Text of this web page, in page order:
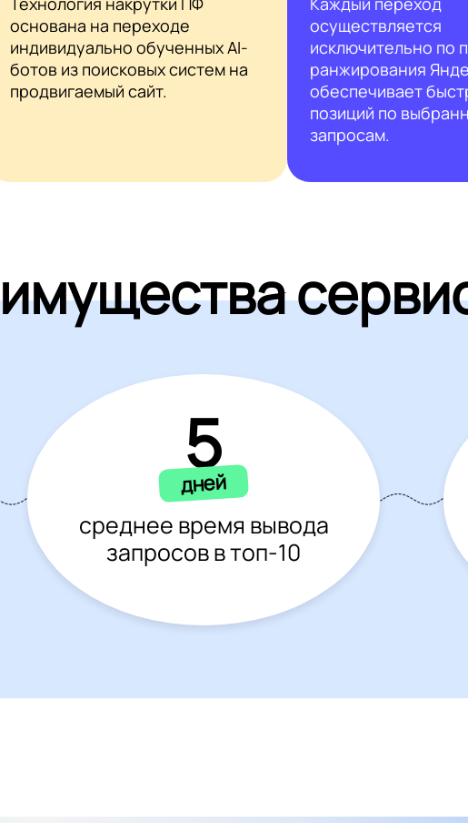
основана на переходе
индивидуально обученных AI-
ботов из поисковых систем на
продвигаемый сайт.
осуществляется
исключительно по
ранжирования
обеспечивает
позиций по
запросам.
5
дней
среднее время вывода
запросов в топ-10